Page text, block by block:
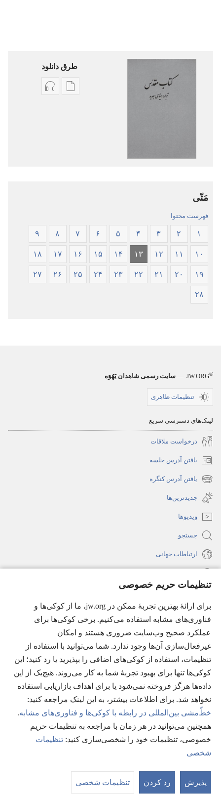
تنظیمات حریم خصوصی
برای ارائهٔ بهترین تجربهٔ ممکن در jw.org، ما از کوکی‌ها و
فناوری‌های مشابه استفاده می‌کنیم. برخی کوکی‌ها برای
عملکرد صحیح وب‌سایت ضروری هستند و امکان
غیرفعال‌سازی آن‌ها وجود ندارد. شما می‌توانید با استفاده از
تنظیمات، استفاده از کوکی‌های اضافی را بپذیرید یا رد کنید؛ این
کوکی‌ها تنها برای بهبود تجربهٔ شما به کار می‌روند. هیچ‌یک از این
داده‌ها هرگز فروخته نمی‌شود یا برای اهداف بازاریابی استفاده
نخواهد شد. برای اطلاعات بیشتر، به این لینک مراجعه کنید:‏
خطّ‌مشی بین‌المللی در رابطه با کوکی‌ها و فناوری‌های مشابه.
همچنین می‌توانید در هر زمان با مراجعه به تنظیمات حریم
خصوصی، تنظیمات خود را شخصی‌سازی کنید:‏ تنظیمات
شخصی
پذیرش رد کردن تنظیمات شخصی
طرق دانلود
گزینۀ گزینۀ
مَتّی
فهرست محتوا
۱ ۲ ۳ ۴ ۵ ۶ ۷ ۸ ۹
۱۰ ۱۱ ۱۲ ۱۳ ۱۴ ۱۵ ۱۶ ۱۷ ۱۸
۱۹ ۲۰ ۲۱ ۲۲ ۲۳ ۲۴ ۲۵ ۲۶ ۲۷
۲۸
JW.ORG® — سایت رسمی شاهدان یَهُوَه
تنظیمات ظاهری
لینک‌های دسترسی سریع
درخواست ملاقات
یافتن آدرس جلسه
(پنجره‌ای
جدید
می‌شود)
یافتن آدرس کنگره
(پنجره‌ای
جدید
باز
می‌شود)
جدیدترین‌ها
ویدیوها
جستجو
ارتباطات جهانی
(پنجره‌ای
جدید
می‌شود)
کتابخانهٔ آنلاین نشریات شاهدان یَهُوَه
(پنجره‌ای
جدید
می‌شود)
JW Hub
®
(پنجره‌ای
باز
می‌شود)
®
JW Library
Watchtower Library
© 2026 Watch Tower Bible and Tract Society of Pennsylvania.